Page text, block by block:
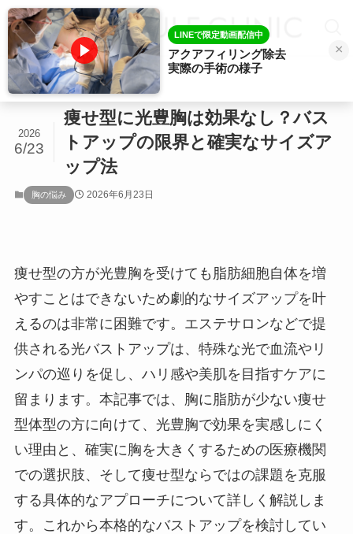
ホーム 胸の悩み
痩せ型に光豊胸は効果なし？バス
トアップの限界と確実なサイズア
ップ法
2026
6/23
胸の悩み 2026年6月23日
痩せ型の方が光豊胸を受けても脂肪細胞自体を増
やすことはできないため劇的なサイズアップを叶
えるのは非常に困難です。エステサロンなどで提
供される光バストアップは、特殊な光で血流やリ
ンパの巡りを促し、ハリ感や美肌を目指すケアに
留まります。本記事では、胸に脂肪が少ない痩せ
型体型の方に向けて、光豊胸で効果を実感しにく
い理由と、確実に胸を大きくするための医療機関
での選択肢、そして痩せ型ならではの課題を克服
する具体的なアプローチについて詳しく解説しま
す。これから本格的なバストアップを検討してい
×
LINEで限定動画配信中
アクアフィリング除去
実際の手術の様子